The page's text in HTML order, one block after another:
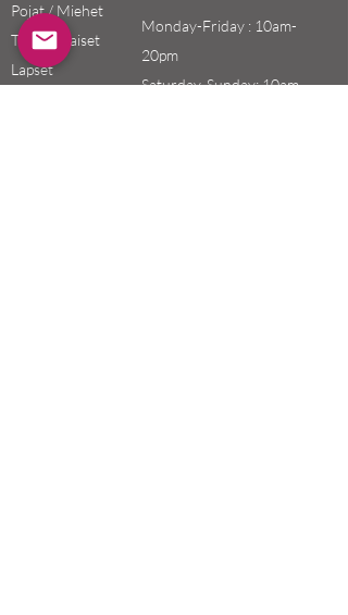
Pojat / Miehet
Tytöt / Naiset
Lapset
Monday-Friday : 10am-
20pm
Saturday-Sunday: 10am-